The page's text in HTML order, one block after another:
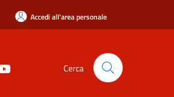
Accedi all'area personale
Cerca